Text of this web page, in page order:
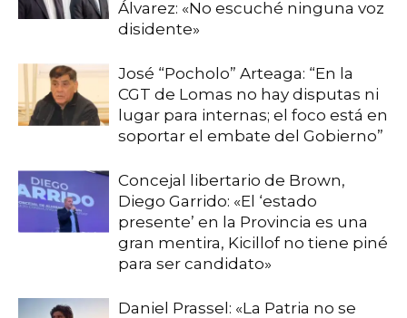
Álvarez: «No escuché ninguna voz
disidente»
José “Pocholo” Arteaga: “En la
CGT de Lomas no hay disputas ni
lugar para internas; el foco está en
soportar el embate del Gobierno”
Concejal libertario de Brown,
Diego Garrido: «El ‘estado
presente’ en la Provincia es una
gran mentira, Kicillof no tiene piné
para ser candidato»
Daniel Prassel: «La Patria no se